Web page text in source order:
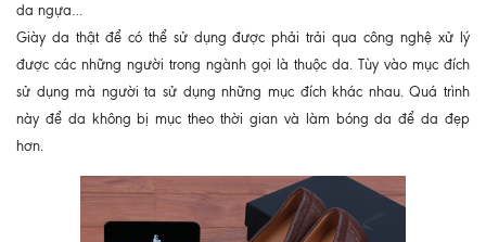
da ngựa…
Giày da thật để có thể sử dụng được phải trải qua công nghệ xử lý
được các những người trong ngành gọi là thuộc da. Tùy vào mục đích
sử dụng mà người ta sử dụng những mục đích khác nhau. Quá trình
này để da không bị mục theo thời gian và làm bóng da để da đẹp
hơn.